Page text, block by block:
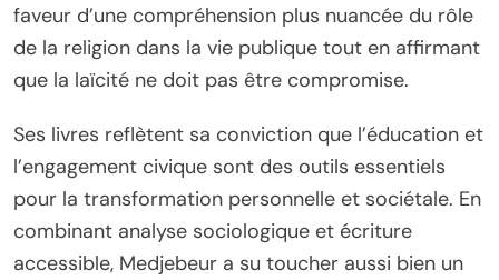
faveur d’une compréhension plus nuancée du rôle
de la religion dans la vie publique tout en affirmant
que la laïcité ne doit pas être compromise.
Ses livres reflètent sa conviction que l’éducation et
l’engagement civique sont des outils essentiels
pour la transformation personnelle et sociétale. En
combinant analyse sociologique et écriture
accessible, Medjebeur a su toucher aussi bien un